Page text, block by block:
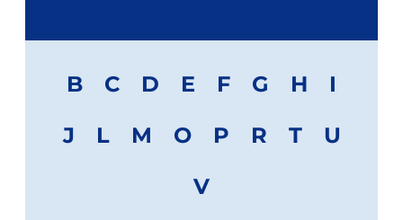
B C D E F G H
I
J
L M O P R T
U
V